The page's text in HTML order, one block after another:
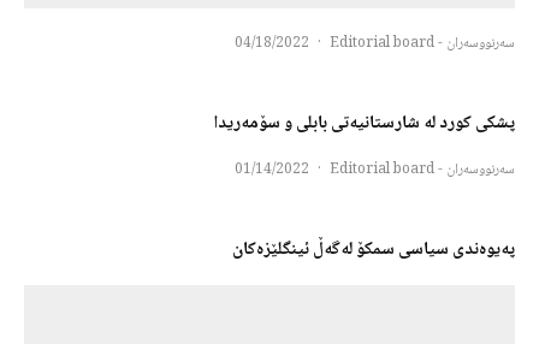
سەرنووسەران - Editorial board ·
04/18/2022
پشکی کورد لە شارستانیەتی بابلی و سۆمەریدا
سەرنووسەران - Editorial board ·
01/14/2022
په‌یوه‌ندی‌ سیاسی سمکۆ له‌گه‌ڵ ئینگلێزه‌کان